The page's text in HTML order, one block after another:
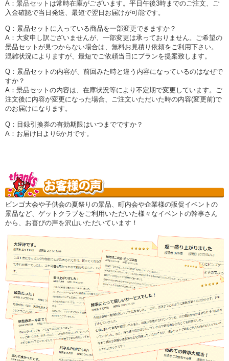
A：景品セットは常時在庫がございます。平日午後3時までのご注文、ご
入金確認で当日発送、最短で翌日お届けが可能です。
Q：景品セットに入っている商品を一部変更できますか？
A：大変申し訳ございませんが、一部変更は承っておりません。ご希望の
景品セットが見つからない場合は、無料お見積り依頼をご利用下さい。
混雑状況によりますが、最短でご依頼当日にプランを提案致します。
Q：景品セットの内容が、前回みた時と違う内容になっているのはなぜで
すか？
A：景品セットの内容は、在庫状況等により不定期で変更しています。ご
注文後に内容が変更になった場合、ご注文いただいた時の内容(変更前)で
のお届けになります。
Q：目録引換券の有効期限はいつまでですか？
A：お届け日より6か月です。
ビンゴ大会や子供会の夏祭りの景品、町内会や企業様の販促イベントの
景品など、ゲットクラブをご利用いただいた様々なイベントの幹事さん
から、お喜びの声を沢山いただいています！